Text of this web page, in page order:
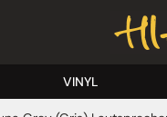
VINYL